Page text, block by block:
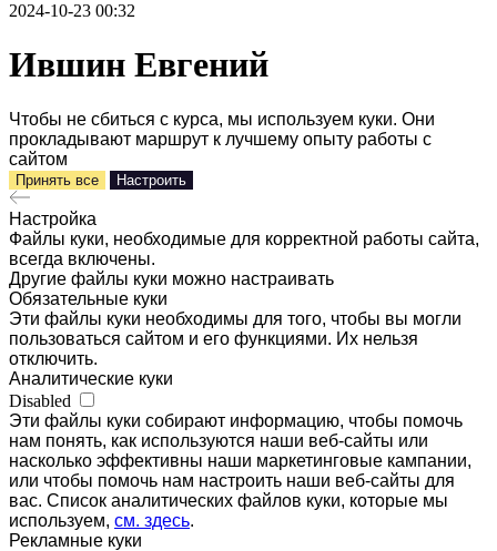
2024-10-23 00:32
Ившин Евгений
Чтобы не сбиться с курса, мы используем куки. Они
прокладывают маршрут к лучшему опыту работы с
сайтом
Принять все Настроить
Настройка
Файлы куки, необходимые для корректной работы сайта,
всегда включены.
Другие файлы куки можно настраивать
Обязательные куки
Эти файлы куки необходимы для того, чтобы вы могли
пользоваться сайтом и его функциями. Их нельзя
отключить.
Аналитические куки
Disabled
Эти файлы куки собирают информацию, чтобы помочь
нам понять, как используются наши веб-сайты или
насколько эффективны наши маркетинговые кампании,
или чтобы помочь нам настроить наши веб-сайты для
вас. Список аналитических файлов куки, которые мы
используем, см. здесь.
Рекламные куки